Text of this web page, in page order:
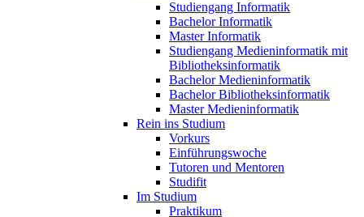
Studiengang Informatik
Bachelor Informatik
Master Informatik
Studiengang Medieninformatik mit
Bibliotheksinformatik
Bachelor Medieninformatik
Bachelor Bibliotheksinformatik
Master Medieninformatik
Rein ins Studium
Vorkurs
Einführungswoche
Tutoren und Mentoren
Studifit
Im Studium
Praktikum